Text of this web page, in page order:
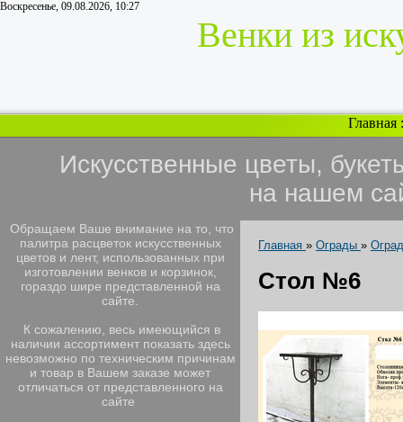
Воскресенье, 09.08.2026, 10:27
Венки из
Главная
Искусственные цветы,
на нашем
Обращаем Ваше внимание на то, что
палитра расцветок искусственных
цветов и лент, использованных при
изготовлении венков и корзинок,
гораздо шире представленной на
сайте.
К сожалению, весь имеющийся в
наличии ассортимент показать здесь
невозможно по техническим причинам
и товар в Вашем заказе может
отличаться от представленного на
сайте
Главная » Ограды »
Стол №6